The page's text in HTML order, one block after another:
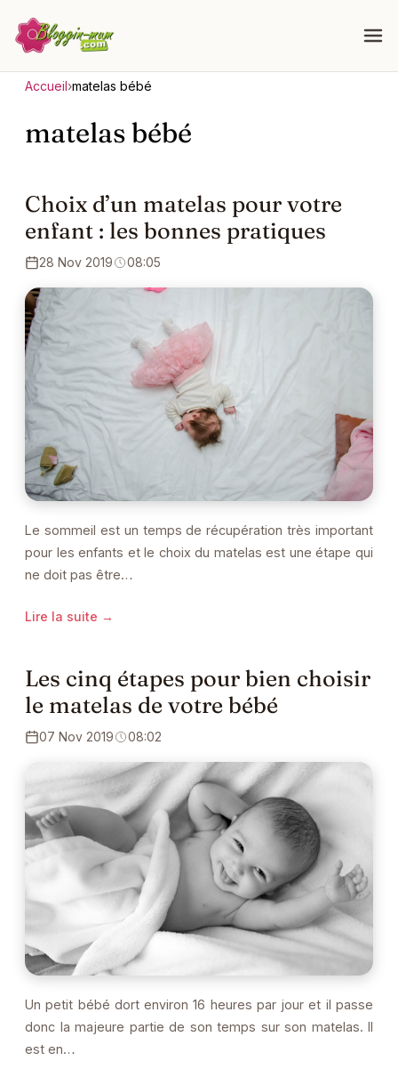
Accueil›matelas bébé
matelas bébé
Choix d’un matelas pour votre
enfant : les bonnes pratiques
28 Nov 2019 08:05
Le sommeil est un temps de récupération très important
pour les enfants et le choix du matelas est une étape qui
ne doit pas être…
Lire la suite →
Les cinq étapes pour bien choisir
le matelas de votre bébé
07 Nov 2019 08:02
Un petit bébé dort environ 16 heures par jour et il passe
donc la majeure partie de son temps sur son matelas. Il
est en…